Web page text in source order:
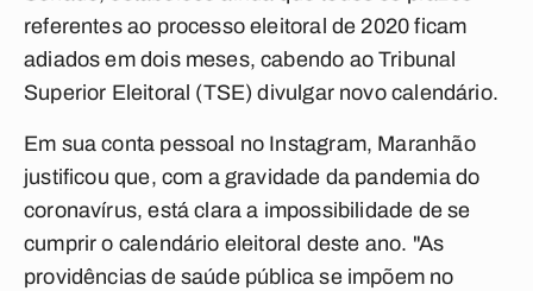
referentes ao processo eleitoral de 2020 ficam
adiados em dois meses, cabendo ao Tribunal
Superior Eleitoral (TSE) divulgar novo calendário.
Em sua conta pessoal no Instagram, Maranhão
justificou que, com a gravidade da pandemia do
coronavírus, está clara a impossibilidade de se
cumprir o calendário eleitoral deste ano. "As
providências de saúde pública se impõem no